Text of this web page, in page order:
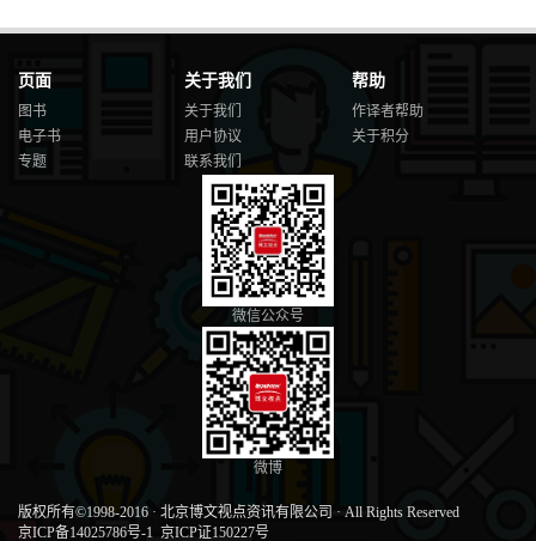
页面
图书
电子书
专题
关于我们
关于我们
用户协议
联系我们
帮助
作译者帮助
关于积分
微信公众号
微博
版权所有©1998-2016 · 北京博文视点资讯有限公司 · All Rights Reserved
京ICP备14025786号-1 京ICP证150227号